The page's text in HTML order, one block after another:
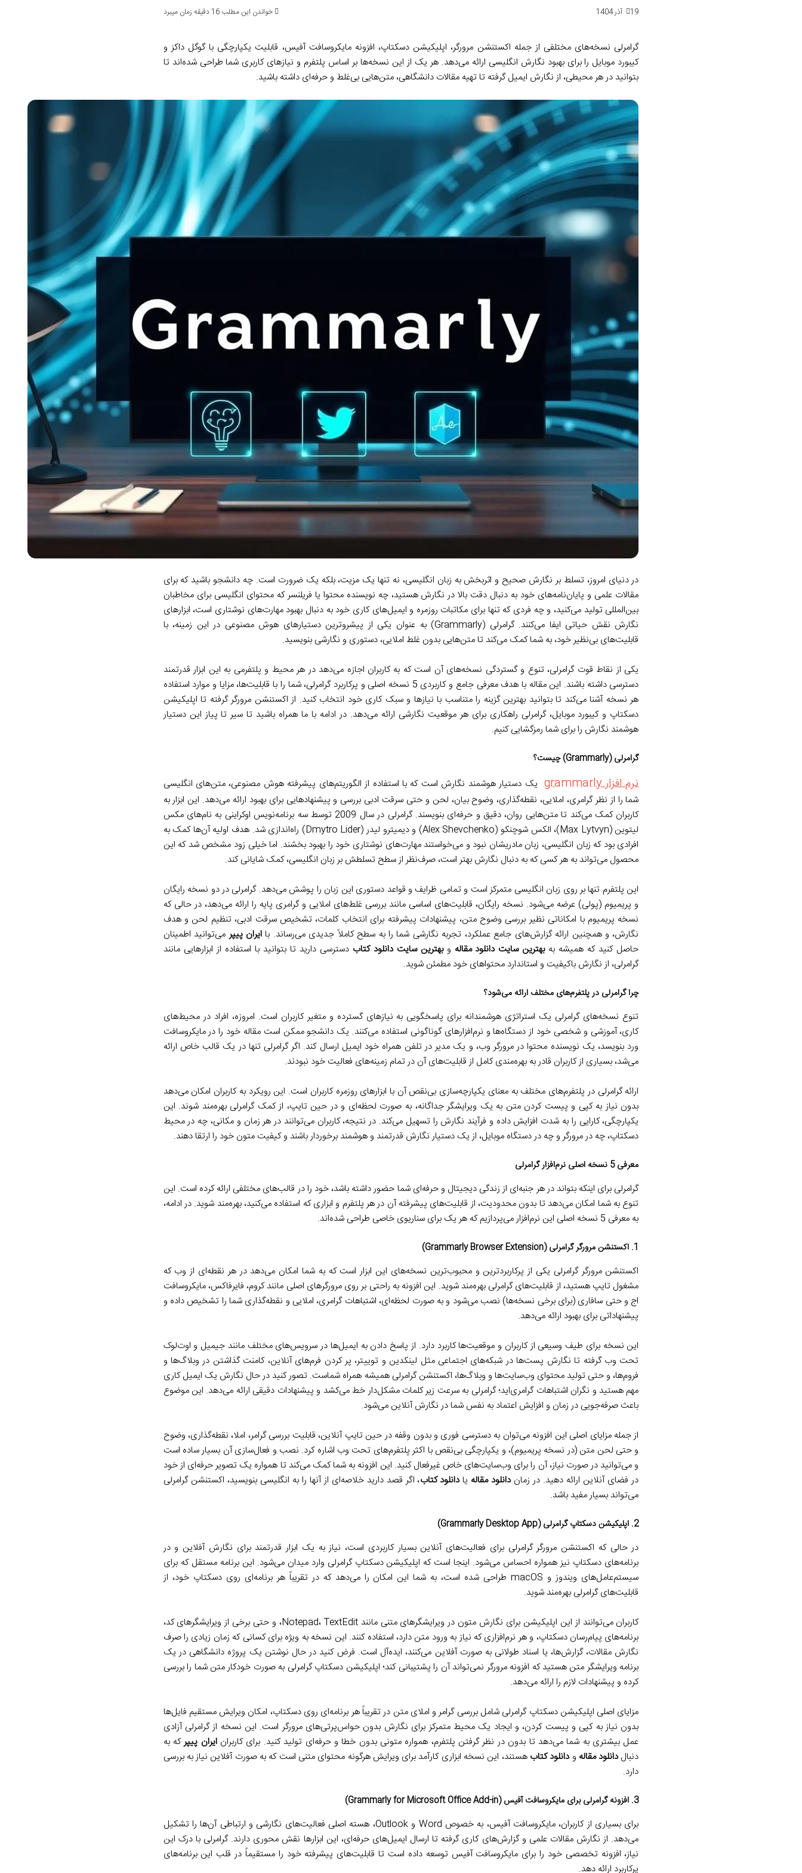
19 آذر 1404 خواندن این مطلب 16 دقیقه زمان میبرد
گرامرلی نسخه‌های مختلفی از جمله اکستنشن مرورگر، اپلیکیشن دسکتاپ، افزونه مایکروسافت آفیس، قابلیت یکپارچگی با گوگل داکز و
کیبورد موبایل را برای بهبود نگارش انگلیسی ارائه می‌دهد. هر یک از این نسخه‌ها بر اساس پلتفرم و نیازهای کاربری شما طراحی شده‌اند تا
بتوانید در هر محیطی، از نگارش ایمیل گرفته تا تهیه مقالات دانشگاهی، متن‌هایی بی‌غلط و حرفه‌ای داشته باشید.
در دنیای امروز، تسلط بر نگارش صحیح و اثربخش به زبان انگلیسی، نه تنها یک مزیت، بلکه یک ضرورت است. چه دانشجو باشید که برای
مقالات علمی و پایان‌نامه‌های خود به دنبال دقت بالا در نگارش هستید، چه نویسنده محتوا یا فریلنسر که محتوای انگلیسی برای مخاطبان
بین‌المللی تولید می‌کنید، و چه فردی که تنها برای مکاتبات روزمره و ایمیل‌های کاری خود به دنبال بهبود مهارت‌های نوشتاری است، ابزارهای
نگارش نقش حیاتی ایفا می‌کنند. گرامرلی (Grammarly) به عنوان یکی از پیشروترین دستیارهای هوش مصنوعی در این زمینه، با
قابلیت‌های بی‌نظیر خود، به شما کمک می‌کند تا متن‌هایی بدون غلط املایی، دستوری و نگارشی بنویسید.
یکی از نقاط قوت گرامرلی، تنوع و گستردگی نسخه‌های آن است که به کاربران اجازه می‌دهد در هر محیط و پلتفرمی به این ابزار قدرتمند
دسترسی داشته باشند. این مقاله با هدف معرفی جامع و کاربردی 5 نسخه اصلی و پرکاربرد گرامرلی، شما را با قابلیت‌ها، مزایا و موارد استفاده
هر نسخه آشنا می‌کند تا بتوانید بهترین گزینه را متناسب با نیازها و سبک کاری خود انتخاب کنید. از اکستنشن مرورگر گرفته تا اپلیکیشن
دسکتاپ و کیبورد موبایل، گرامرلی راهکاری برای هر موقعیت نگارشی ارائه می‌دهد. در ادامه با ما همراه باشید تا سیر تا پیاز این دستیار
هوشمند نگارش را برای شما رمزگشایی کنیم.
گرامرلی (Grammarly) چیست؟
نرم افزار grammarly
یک دستیار هوشمند نگارش است که با استفاده از الگوریتم‌های پیشرفته هوش مصنوعی، متن‌های انگلیسی
شما را از نظر گرامری، املایی، نقطه‌گذاری، وضوح بیان، لحن و حتی سرقت ادبی بررسی و پیشنهادهایی برای بهبود ارائه می‌دهد. این ابزار به
کاربران کمک می‌کند تا متن‌هایی روان، دقیق و حرفه‌ای بنویسند. گرامرلی در سال 2009 توسط سه برنامه‌نویس اوکراینی به نام‌های مکس
لیتوین (Max Lytvyn)، الکس شوچنکو (Alex Shevchenko) و دیمیترو لیدر (Dmytro Lider) راه‌اندازی شد. هدف اولیه آن‌ها کمک به
افرادی بود که زبان انگلیسی، زبان مادریشان نبود و می‌خواستند مهارت‌های نوشتاری خود را بهبود بخشند. اما خیلی زود مشخص شد که این
محصول می‌تواند به هر کسی که به دنبال نگارش بهتر است، صرف‌نظر از سطح تسلطش بر زبان انگلیسی، کمک شایانی کند.
این پلتفرم تنها بر روی زبان انگلیسی متمرکز است و تمامی ظرایف و قواعد دستوری این زبان را پوشش می‌دهد. گرامرلی در دو نسخه رایگان
و پریمیوم (پولی) عرضه می‌شود. نسخه رایگان، قابلیت‌های اساسی مانند بررسی غلط‌های املایی و گرامری پایه را ارائه می‌دهد، در حالی که
نسخه پریمیوم با امکاناتی نظیر بررسی وضوح متن، پیشنهادات پیشرفته برای انتخاب کلمات، تشخیص سرقت ادبی، تنظیم لحن و هدف
نگارش، و همچنین ارائه گزارش‌های جامع عملکرد، تجربه نگارشی شما را به سطح کاملاً جدیدی می‌رساند. باایران پیپرمی‌توانید اطمینان
حاصل کنید که همیشه بهبهترین سایت دانلود مقاله وبهترین سایت دانلود کتاب دسترسی دارید تا بتوانید با استفاده از ابزارهایی مانند
گرامرلی، از نگارش باکیفیت و استاندارد محتواهای خود مطمئن شوید.
چرا گرامرلی در پلتفرم‌های مختلف ارائه می‌شود؟
تنوع نسخه‌های گرامرلی یک استراتژی هوشمندانه برای پاسخگویی به نیازهای گسترده و متغیر کاربران است. امروزه، افراد در محیط‌های
کاری، آموزشی و شخصی خود از دستگاه‌ها و نرم‌افزارهای گوناگونی استفاده می‌کنند. یک دانشجو ممکن است مقاله خود را در مایکروسافت
ورد بنویسد، یک نویسنده محتوا در مرورگر وب، و یک مدیر در تلفن همراه خود ایمیل ارسال کند. اگر گرامرلی تنها در یک قالب خاص ارائه
می‌شد، بسیاری از کاربران قادر به بهره‌مندی کامل از قابلیت‌های آن در تمام زمینه‌های فعالیت خود نبودند.
ارائه گرامرلی در پلتفرم‌های مختلف به معنای یکپارچه‌سازی بی‌نقص آن با ابزارهای روزمره کاربران است. این رویکرد به کاربران امکان می‌دهد
بدون نیاز به کپی و پیست کردن متن به یک ویرایشگر جداگانه، به صورت لحظه‌ای و در حین تایپ، از کمک گرامرلی بهره‌مند شوند. این
یکپارچگی، کارایی را به شدت افزایش داده و فرآیند نگارش را تسهیل می‌کند. در نتیجه، کاربران می‌توانند در هر زمان و مکانی، چه در محیط
دسکتاپ، چه در مرورگر و چه در دستگاه موبایل، از یک دستیار نگارش قدرتمند و هوشمند برخوردار باشند و کیفیت متون خود را ارتقا دهند.
معرفی 5 نسخه اصلی نرم‌افزار گرامرلی
گرامرلی برای اینکه بتواند در هر جنبه‌ای از زندگی دیجیتال و حرفه‌ای شما حضور داشته باشد، خود را در قالب‌های مختلفی ارائه کرده است. این
تنوع به شما امکان می‌دهد تا بدون محدودیت، از قابلیت‌های پیشرفته آن در هر پلتفرم و ابزاری که استفاده می‌کنید، بهره‌مند شوید. در ادامه،
به معرفی 5 نسخه اصلی این نرم‌افزار می‌پردازیم که هر یک برای سناریوی خاصی طراحی شده‌اند.
1. اکستنشن مرورگر گرامرلی (Grammarly Browser Extension)
اکستنشن مرورگر گرامرلی یکی از پرکاربردترین و محبوب‌ترین نسخه‌های این ابزار است که به شما امکان می‌دهد در هر نقطه‌ای از وب که
مشغول تایپ هستید، از قابلیت‌های گرامرلی بهره‌مند شوید. این افزونه به راحتی بر روی مرورگرهای اصلی مانند کروم، فایرفاکس، مایکروسافت
اج و حتی سافاری (برای برخی نسخه‌ها) نصب می‌شود و به صورت لحظه‌ای، اشتباهات گرامری، املایی و نقطه‌گذاری شما را تشخیص داده و
پیشنهاداتی برای بهبود ارائه می‌دهد.
این نسخه برای طیف وسیعی از کاربران و موقعیت‌ها کاربرد دارد. از پاسخ دادن به ایمیل‌ها در سرویس‌های مختلف مانند جیمیل و اوت‌لوک
تحت وب گرفته تا نگارش پست‌ها در شبکه‌های اجتماعی مثل لینکدین و توییتر، پر کردن فرم‌های آنلاین، کامنت گذاشتن در وبلاگ‌ها و
فروم‌ها، و حتی تولید محتوای وب‌سایت‌ها و وبلاگ‌ها، اکستنشن گرامرلی همیشه همراه شماست. تصور کنید در حال نگارش یک ایمیل کاری
مهم هستید و نگران اشتباهات گرامری‌اید؛ گرامرلی به سرعت زیر کلمات مشکل‌دار خط می‌کشد و پیشنهادات دقیقی ارائه می‌دهد. این موضوع
باعث صرفه‌جویی در زمان و افزایش اعتماد به نفس شما در نگارش آنلاین می‌شود.
از جمله مزایای اصلی این افزونه می‌توان به دسترسی فوری و بدون وقفه در حین تایپ آنلاین، قابلیت بررسی گرامر، املا، نقطه‌گذاری، وضوح
و حتی لحن متن (در نسخه پریمیوم)، و یکپارچگی بی‌نقص با اکثر پلتفرم‌های تحت وب اشاره کرد. نصب و فعال‌سازی آن بسیار ساده است
و می‌توانید در صورت نیاز، آن را برای وب‌سایت‌های خاص غیرفعال کنید. این افزونه به شما کمک می‌کند تا همواره یک تصویر حرفه‌ای از خود
در فضای آنلاین ارائه دهید. در زماندانلود مقاله یادانلود کتاب، اگر قصد دارید خلاصه‌ای از آنها را به انگلیسی بنویسید، اکستنشن گرامرلی
می‌تواند بسیار مفید باشد.
2. اپلیکیشن دسکتاپ گرامرلی (Grammarly Desktop App)
در حالی که اکستنشن مرورگر گرامرلی برای فعالیت‌های آنلاین بسیار کاربردی است، نیاز به یک ابزار قدرتمند برای نگارش آفلاین و در
برنامه‌های دسکتاپ نیز همواره احساس می‌شود. اینجا است که اپلیکیشن دسکتاپ گرامرلی وارد میدان می‌شود. این برنامه مستقل که برای
سیستم‌عامل‌های ویندوز و macOS طراحی شده است، به شما این امکان را می‌دهد که در تقریباً هر برنامه‌ای روی دسکتاپ خود، از
قابلیت‌های گرامرلی بهره‌مند شوید.
کاربران می‌توانند از این اپلیکیشن برای نگارش متون در ویرایشگرهای متنی مانند Notepad، TextEdit، و حتی برخی از ویرایشگرهای کد،
برنامه‌های پیام‌رسان دسکتاپ، و هر نرم‌افزاری که نیاز به ورود متن دارد، استفاده کنند. این نسخه به ویژه برای کسانی که زمان زیادی را صرف
نگارش مقالات، گزارش‌ها، یا اسناد طولانی به صورت آفلاین می‌کنند، ایده‌آل است. فرض کنید در حال نوشتن یک پروژه دانشگاهی در یک
برنامه ویرایشگر متن هستید که افزونه مرورگر نمی‌تواند آن را پشتیبانی کند؛ اپلیکیشن دسکتاپ گرامرلی به صورت خودکار متن شما را بررسی
کرده و پیشنهادات لازم را ارائه می‌دهد.
مزایای اصلی اپلیکیشن دسکتاپ گرامرلی شامل بررسی گرامر و املای متن در تقریباً هر برنامه‌ای روی دسکتاپ، امکان ویرایش مستقیم فایل‌ها
بدون نیاز به کپی و پیست کردن، و ایجاد یک محیط متمرکز برای نگارش بدون حواس‌پرتی‌های مرورگر است. این نسخه از گرامرلی آزادی
عمل بیشتری به شما می‌دهد تا بدون در نظر گرفتن پلتفرم، همواره متونی بدون خطا و حرفه‌ای تولید کنید. برای کاربرانایران پیپرکه به
دنبالدانلود مقاله ودانلود کتاب هستند، این نسخه ابزاری کارآمد برای ویرایش هرگونه محتوای متنی است که به صورت آفلاین نیاز به بررسی
دارد.
3. افزونه گرامرلی برای مایکروسافت آفیس (Grammarly for Microsoft Office Add-in)
برای بسیاری از کاربران، مایکروسافت آفیس، به خصوص Word و Outlook، هسته اصلی فعالیت‌های نگارشی و ارتباطی آن‌ها را تشکیل
می‌دهد. از نگارش مقالات علمی و گزارش‌های کاری گرفته تا ارسال ایمیل‌های حرفه‌ای، این ابزارها نقش محوری دارند. گرامرلی با درک این
نیاز، افزونه تخصصی خود را برای مایکروسافت آفیس توسعه داده است تا قابلیت‌های پیشرفته خود را مستقیماً در قلب این برنامه‌های
پرکاربرد ارائه دهد.